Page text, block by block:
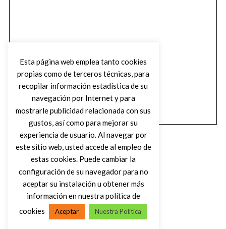
VOLVER AL INICIO
Esta página web emplea tanto cookies
propias como de terceros técnicas, para
recopilar información estadística de su
navegación por Internet y para
mostrarle publicidad relacionada con sus
gustos, así como para mejorar su
experiencia de usuario. Al navegar por
este sitio web, usted accede al empleo de
estas cookies. Puede cambiar la
configuración de su navegador para no
aceptar su instalación u obtener más
información en nuestra política de
cookies
Aceptar Nuestra Política